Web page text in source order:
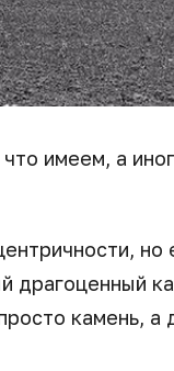
имеем, а
драгоценный
камень,